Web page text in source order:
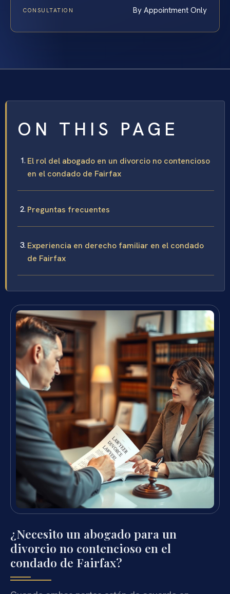
CONSULTATION By Appointment Only
ON THIS PAGE
El rol del abogado en un divorcio no contencioso
en el condado de Fairfax
Preguntas frecuentes
Experiencia en derecho familiar en el condado
de Fairfax
¿Necesito un abogado para un
divorcio no contencioso en el
condado de Fairfax?